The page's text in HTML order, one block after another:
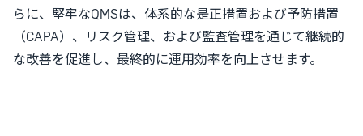
らに、堅牢なQMSは、体系的な是正措置および予防措置
（CAPA）、リスク管理、および監査管理を通じて継続的
な改善を促進し、最終的に運用効率を向上させます。